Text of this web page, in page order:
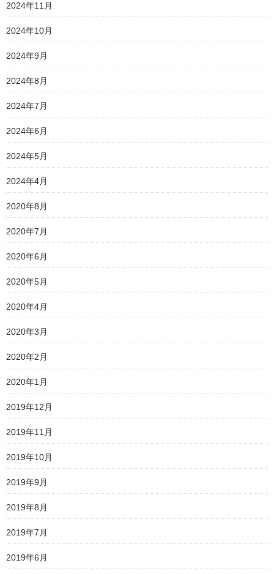
2024年11月
2024年10月
2024年9月
2024年8月
2024年7月
2024年6月
2024年5月
2024年4月
2020年8月
2020年7月
2020年6月
2020年5月
2020年4月
2020年3月
2020年2月
2020年1月
2019年12月
2019年11月
2019年10月
2019年9月
2019年8月
2019年7月
2019年6月